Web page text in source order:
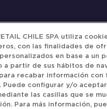
Servicio al cliente
Términos y Condiciones
Política de privacidad
Política de Cookies
CHILE SPA utiliza
con las finalidades de
en base a un
a partir de sus hábitos de
recabar información con
Puede configurar y/o
las casillas que se
Para más información,